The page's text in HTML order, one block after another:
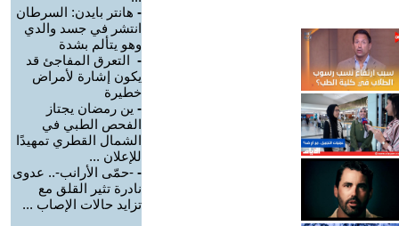
- هانتر بايدن: السرطان
انتشر في جسد والدي
وهو يتألم بشدة
- التعرق المفاجئ قد
يكون إشارة لأمراض
خطيرة
- ين رمضان يجتاز
الفحص الطبي في
الشمال القطري تمهيدًا
للإعلان ...
- -حمّى الأرانب-.. عدوى
نادرة تثير القلق مع
تزايد حالات الإصاب ...